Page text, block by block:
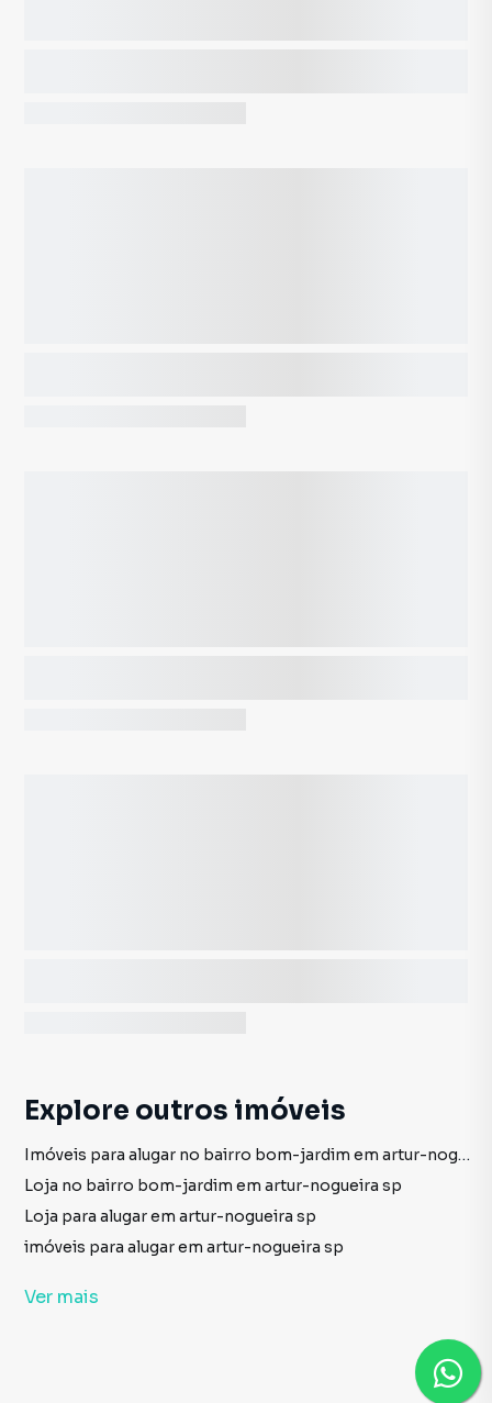
Explore outros imóveis
Imóveis para alugar no bairro bom-jardim em artur-nogueira sp
Loja no bairro bom-jardim em artur-nogueira sp
Loja para alugar em artur-nogueira sp
imóveis para alugar em artur-nogueira sp
Casa para alugar no bairro jardim-bela-vista-ii em artur-nogueira sp com 3 vagas
Imóveis à venda no bairro jardim-bela-vista-ii em artur-nogueira sp
Ver mais